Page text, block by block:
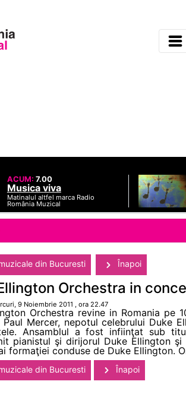
ACUM: 7.00
Musica viva
Matinalul altfel marca Radio
România Muzical
din Bucuresti Înapoi
Orchestra in
9 Noiembrie 2011 , ora 22.47
Orchestra revine in Romania pe
Mercer, nepotul celebrului Duke
Ansamblul a fost infiinţat sub
pianistul şi dirijorul Duke Ellington
formaţiei conduse de Duke Ellington.
din Bucuresti Înapoi